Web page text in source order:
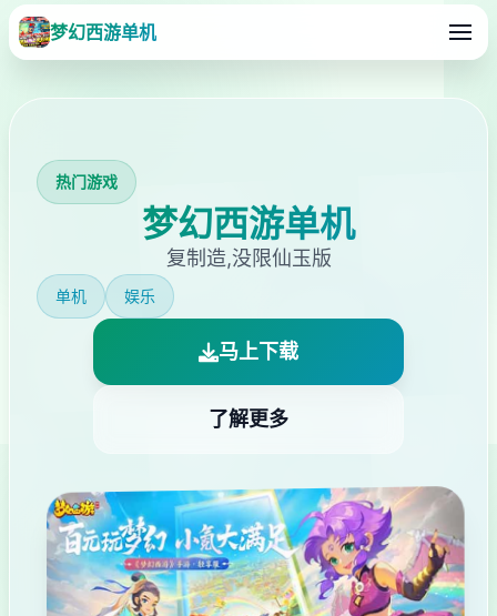
梦幻西游单机
热门游戏
梦幻西游单机
复制造,没限仙玉版
单机 娱乐
马上下载
了解更多